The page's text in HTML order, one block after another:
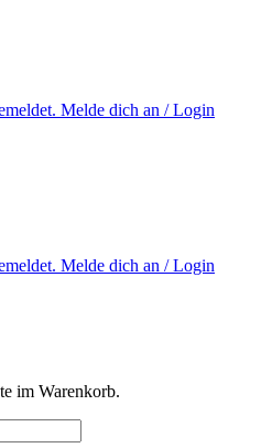
Melde dich an / Login
Melde dich an / Login
im Warenkorb.